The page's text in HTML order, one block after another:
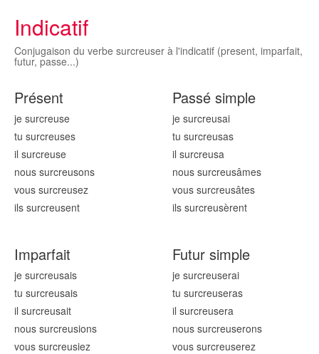
Indicatif
Conjugaison du verbe surcreuser à l'indicatif (present, imparfait,
futur, passe...)
Présent
je surcreuse
tu surcreuses
il surcreuse
nous surcreusons
vous surcreusez
ils surcreusent
Passé simple
je surcreusai
tu surcreusas
il surcreusa
nous surcreusâmes
vous surcreusâtes
ils surcreusèrent
Imparfait
je surcreusais
tu surcreusais
il surcreusait
nous surcreusions
vous surcreusiez
Futur simple
je surcreuserai
tu surcreuseras
il surcreusera
nous surcreuserons
vous surcreuserez